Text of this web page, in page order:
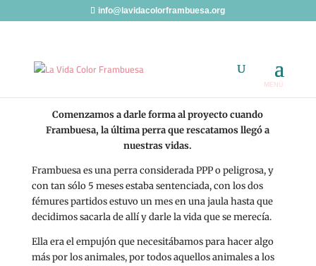
info@lavidacolorframbuesa.org
Comenzamos a darle forma al proyecto cuando
Frambuesa, la última perra que rescatamos llegó a
nuestras vidas.
Frambuesa es una perra considerada PPP o peligrosa, y
con tan sólo 5 meses estaba sentenciada, con los dos
fémures partidos estuvo un mes en una jaula hasta que
decidimos sacarla de allí y darle la vida que se merecía.
Ella era el empujón que necesitábamos para hacer algo
más por los animales, por todos aquellos animales a los